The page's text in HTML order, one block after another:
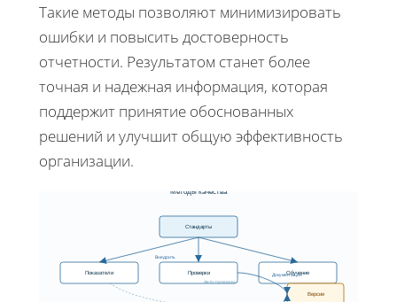
Такие методы позволяют минимизировать
ошибки и повысить достоверность
отчетности. Результатом станет более
точная и надежная информация, которая
поддержит принятие обоснованных
решений и улучшит общую эффективность
организации.
Методы качества
Стандарты
Показатели Проверки Обучение
Версии
Внедрить
Авто-проверка
Документация